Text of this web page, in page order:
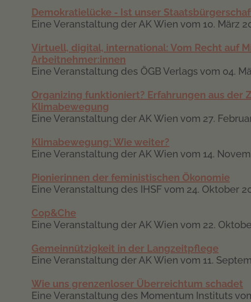
Demokratielücke - Ist unser
Eine Veranstaltung der AK Wien vom 10. März
Virtuell, digital, international: Vom Recht auf
Arbeitnehmer:innen
Eine Veranstaltung des ÖGB Verlags vom 04.
Organizing funktioniert? Erfahrungen aus der
Klimabewegung
Eine Veranstaltung der AK Wien vom 27.
Klimabewegung: Wie weiter?
Eine Veranstaltung der AK Wien vom 14.
Pionierinnen der feministischen Ökonomie
Eine Veranstaltung des IHSF vom 24. Oktober
Cop&Che
Eine Veranstaltung der AK Wien vom 22.
Gemeinnützigkeit in der Langzeitpflege
Eine Veranstaltung der AK Wien vom 11.
Wie uns grenzenloser Überreichtum schadet
Eine Veranstaltung des Momentum Instituts